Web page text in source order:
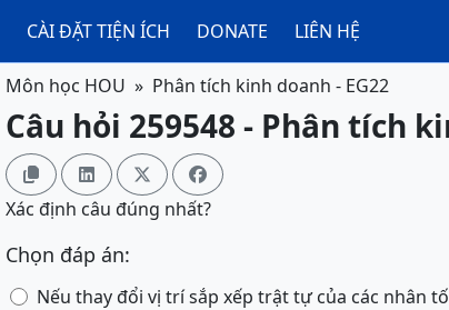
CÀI ĐẶT TIỆN ÍCH DONATE LIÊN HỆ
Môn học HOU Phân tích kinh doanh - EG22
Câu hỏi 259548 - Phân tích
   
Xác định câu đúng nhất?
Chọn đáp án:
Nếu thay đổi vị trí sắp xếp trật tự của các nhân